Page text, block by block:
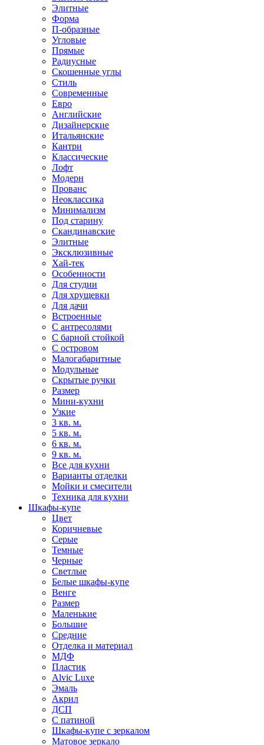
Элитные
Форма
П-образные
Угловые
Прямые
Радиусные
Скошенные углы
Стиль
Современные
Евро
Английские
Дизайнерские
Итальянские
Кантри
Классические
Лофт
Модерн
Прованс
Неоклассика
Минимализм
Под старину
Скандинавские
Элитные
Эксклюзивные
Хай-тек
Особенности
Для студии
Для хрущевки
Для дачи
Встроенные
С антресолями
С барной стойкой
С островом
Малогабаритные
Модульные
Скрытые ручки
Размер
Мини-кухни
Узкие
3 кв. м.
5 кв. м.
6 кв. м.
9 кв. м.
Все для кухни
Варианты отделки
Мойки и смесители
Техника для кухни
Шкафы-купе
Цвет
Коричневые
Серые
Темные
Черные
Светлые
Белые шкафы-купе
Венге
Размер
Маленькие
Большие
Средние
Отделка и материал
МДФ
Пластик
Alvic Luxe
Эмаль
Акрил
ДСП
С патиной
Шкафы-купе с зеркалом
Матовое зеркало